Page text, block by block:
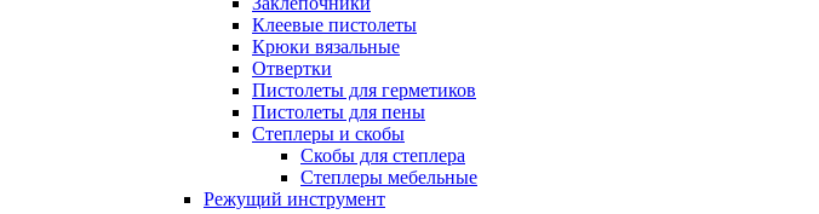
Клеевые пистолеты
Крюки вязальные
Отвертки
Пистолеты для герметиков
Пистолеты для пены
Степлеры и скобы
Скобы для степлера
Степлеры мебельные
Режущий инструмент